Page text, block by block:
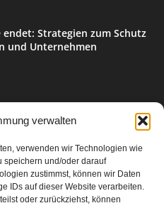
verwalten
verwenden wir Technologien wie
speichern und/oder darauf
zustimmst, können wir Daten
IDs auf dieser Website verarbeiten.
oder zurückziehst, können
endet: Strategien zum Schutz
und Unternehmen
3003
2067